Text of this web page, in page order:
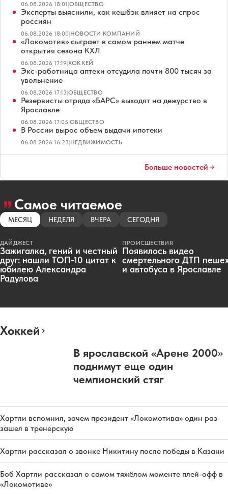
06.08.2026 18:01|ОБЩЕСТВО
Эксперты выяснили, как кешбэк влияет на спрос
россиян
06.08.2026 18:00|НОВОСТИ КОМПАНИЙ
«Локомотив» сыграет в самом раннем матче
открытия сезона КХЛ
06.08.2026 17:19|ХОККЕЙ
Экс-работница аптеки отсудила почти 800 тысяч за
увольнение
06.08.2026 17:13|ОБЩЕСТВО
Резервисты отряда «БАРС» выходят на дежурство в
Ярославле
06.08.2026 17:05|ОБЩЕСТВО
В России вырос объем выдачи ипотеки
06.08.2026 16:23|НЕДВИЖИМОСТЬ
Больше новостей
Самое читаемое
МЕСЯЦ НЕДЕЛЯ ВЧЕРА СЕГОДНЯ
ДАЙДЖЕСТ
Зажигалка, гений и честный
друг: нашли ТОП-10 цитат к
юбилею Александра
Радулова
ПРОИСШЕСТВИЯ
Появилось видео
смертельного ДТП
и автобуса в Ярославле
Хоккей
В ярославской «Арене 2000»
поднимут еще один
чемпионский стяг
Хартли вспомнил, зачем президент «Локомотива» один раз
зашел в тренерскую
Хартли рассказал о звонке Никитину после победы в Казани
Боб Хартли рассказал о самом тяжёлом моменте плей-офф в
«Локомотиве»